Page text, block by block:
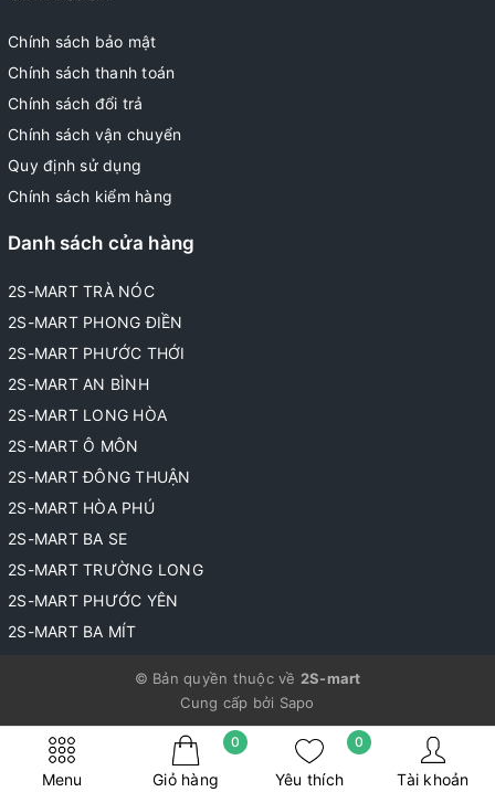
Menu Giỏ hàng
0
Yêu thích
0
Tài khoản
Chính sách bảo mật
Chính sách thanh toán
Chính sách đổi trả
Chính sách vận chuyển
Quy định sử dụng
Chính sách kiểm hàng
Danh sách cửa hàng
2S-MART TRÀ NÓC
2S-MART PHONG ĐIỀN
2S-MART PHƯỚC THỚI
2S-MART AN BÌNH
2S-MART LONG HÒA
2S-MART Ô MÔN
2S-MART ĐÔNG THUẬN
2S-MART HÒA PHÚ
2S-MART BA SE
2S-MART TRƯỜNG LONG
2S-MART PHƯỚC YÊN
2S-MART BA MÍT
© Bản quyền thuộc về 2S-mart
Cung cấp bởi Sapo